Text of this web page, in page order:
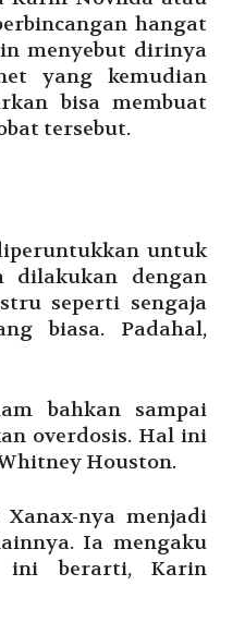
hangat
menyebut dirinya
yang kemudian
bisa membuat
tersebut.
untuk
dilakukan dengan
seperti sengaja
biasa. Padahal,
bahkan sampai
overdosis. Hal ini
Houston.
nya menjadi
Ia mengaku
ini berarti, Karin